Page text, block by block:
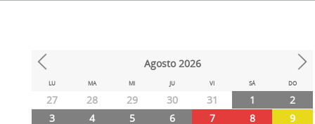
Prev Next
Agosto 2026
LU MA MI JU VI SÁ DO
27 28 29 30 31 1
2
3
4 5 6 7 8
9